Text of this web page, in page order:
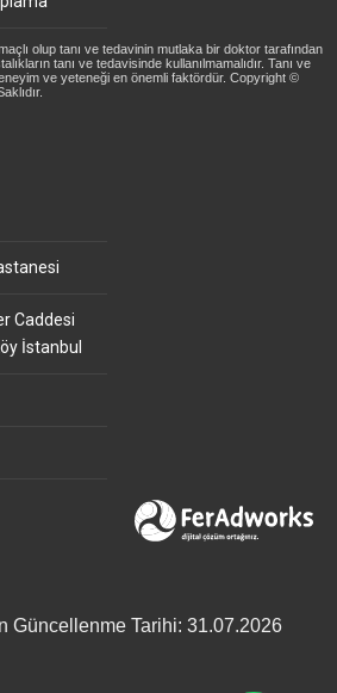
olup tanı ve tedavinin mutlaka bir doktor tarafından
tanı ve tedavisinde kullanılmamalıdır. Tanı ve
ve yeteneği en önemli faktördür. Copyright ©
Caddesi
İstanbul
Güncellenme Tarihi: 31.07.2026